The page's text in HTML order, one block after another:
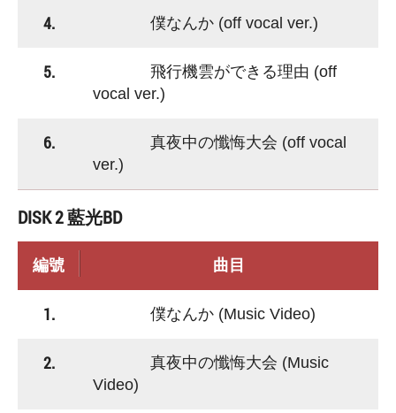
4. 僕なんか (off vocal ver.)
5.
飛行機雲ができる理由 (off
vocal ver.)
6.
真夜中の懺悔大会 (off vocal
ver.)
DISK 2 藍光BD
編號 曲目
1. 僕なんか (Music Video)
2.
真夜中の懺悔大会 (Music
Video)